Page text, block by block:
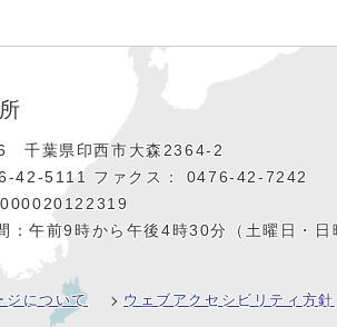
所
千葉県印西市大森2364‐2
ファクス： 0476‐42‐7242
：午前9時から午後4時30分（土曜日・
ジについて ウェブアクセシビリティ方針